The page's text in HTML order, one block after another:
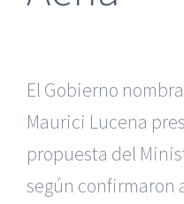
El Gobierno
Maurici Lucena
propuesta del
según confirmaron